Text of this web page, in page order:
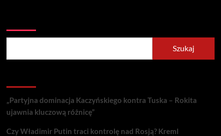
Szukaj
„Partyjna dominacja Kaczyńskiego kontra Tuska – Rokita
ujawnia kluczową różnicę”
Czy Władimir Putin traci kontrolę nad Rosją? Kreml